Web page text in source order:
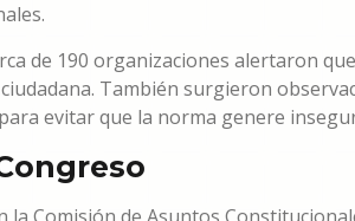
de 190 organizaciones alertaron
También surgieron
evitar que la norma genere